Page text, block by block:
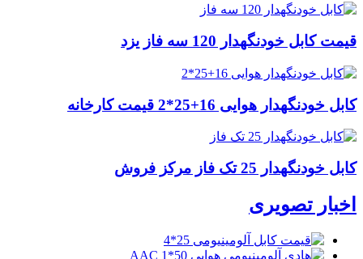
قیمت کابل خودنگهدار 120 سه فاز یزد
کابل خودنگهدار هوایی 16+25*2 قیمت کارخانه
کابل خودنگهدار 25 تک فاز مرکز فروش
اخبار تصویری